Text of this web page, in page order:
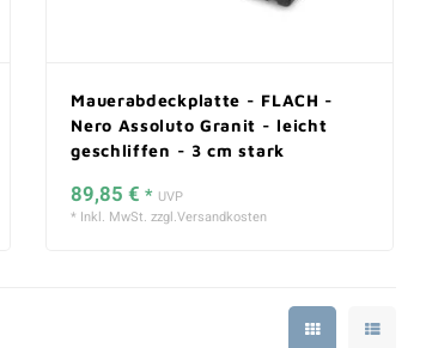
Mauerabdeckplatte - FLACH -
Nero Assoluto Granit - leicht
geschliffen - 3 cm stark
89,85 €* UVP
* Inkl. MwSt. zzgl.Versandkosten